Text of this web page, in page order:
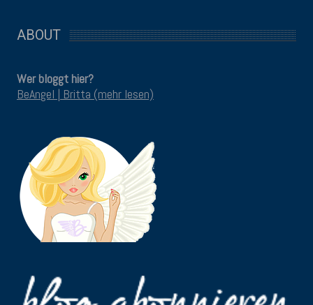
ABOUT
Wer bloggt hier?
BeAngel | Britta (mehr lesen)